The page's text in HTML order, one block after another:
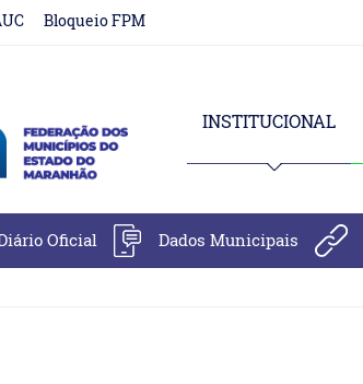
Bloqueio FPM
INSTITUCIONAL
Oficial Dados Municipais